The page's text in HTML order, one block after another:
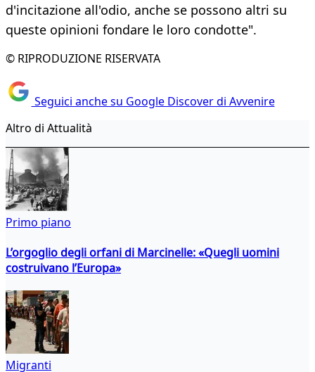
d'incitazione all'odio, anche se possono altri su
queste opinioni fondare le loro condotte".
© RIPRODUZIONE RISERVATA
Seguici anche su Google Discover di Avvenire
Altro di Attualità
Primo piano
L’orgoglio degli orfani di Marcinelle: «Quegli uomini
costruivano l’Europa»
Migranti